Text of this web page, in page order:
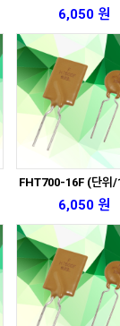
6,050 원
FHT700-16F (단위/
6,050 원